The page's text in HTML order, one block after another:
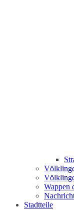
Wappen
Stadtteile